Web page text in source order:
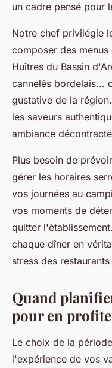
un cadre pensé pour
Notre chef privilégie
composer des
Huîtres du Bassin
cannelés bordelais...
gustative de la
les saveurs
ambiance
Plus besoin de
gérer les horaires
vos journées au
vos moments de
quitter
chaque dîner en
stress des
Quand
pour en
Le choix de la
l'expérience de vos